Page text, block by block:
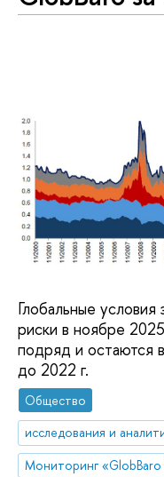
Глобальные
риски в ноябре
подряд и остаются
до 2022 г.
Общество
исследования и